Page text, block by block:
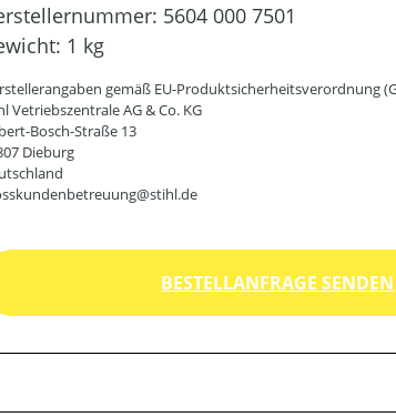
5604 000 7501
1 kg
gemäß EU-Produktsicherheitsverordnung
Vetriebszentrale AG & Co. KG
Bosch-Straße 13
Dieburg
BESTELLANFRAGE SENDEN